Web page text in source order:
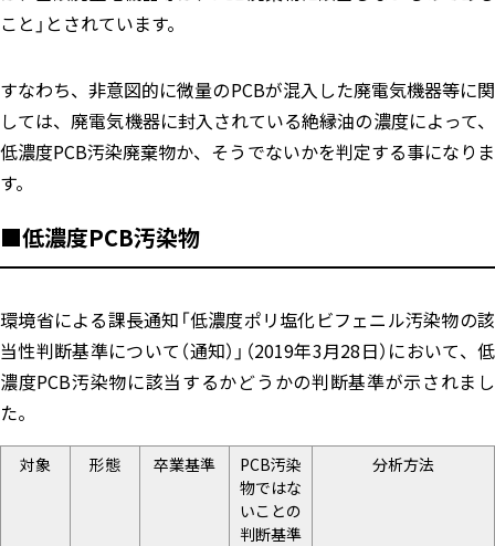
こと」とされています。
すなわち、非意図的に微量のPCBが混入した廃電気機器等に関
しては、廃電気機器に封入されている絶縁油の濃度によって、
低濃度PCB汚染廃棄物か、そうでないかを判定する事になりま
す。
■低濃度PCB汚染物
環境省による課長通知「低濃度ポリ塩化ビフェニル汚染物の該
当性判断基準について（通知）」（2019年3月28日）において、低
濃度PCB汚染物に該当するかどうかの判断基準が示されまし
た。
対象 形態 卒業基準
PCB汚染
物ではな
いことの
判断基準
分析方法